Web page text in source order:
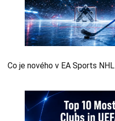
Co je nového v EA Sports